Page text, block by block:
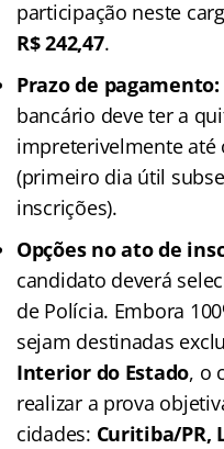
participação neste
R$ 242,47.
Prazo de pagamento:
bancário deve ter a
impreterivelmente até
(primeiro dia útil
inscrições).
Opções no ato de
candidato deverá
de Polícia. Embora
sejam destinadas
Interior do Estado, o
realizar a prova
cidades: Curitiba/PR,